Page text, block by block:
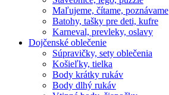
Maľujeme, čítame, poznávame
Batohy, tašky pre deti, kufre
Karneval, prevleky, oslavy
Dojčenské oblečenie
Súpravičky, sety oblečenia
Košieľky, tielka
Body krátky rukáv
Body dlhý rukáv